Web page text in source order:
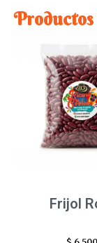
Productos
Frijol